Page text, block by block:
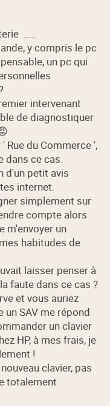
.....
y compris le pc
un pc qui
intervenant
de diagnostiquer
Rue du Commerce ',
dans ce cas.
d'un petit avis
internet.
simplement sur
compte alors
m'envoyer un
habitudes de
laisser penser à
faute dans ce cas ?
et vous auriez
un SAV me répond
un clavier
HP, à mes frais, je
!
clavier, pas
totalement